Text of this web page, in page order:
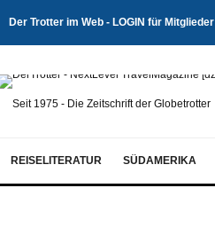
Der Trotter im Web - LOGIN für Mitglieder
Seit 1975 - Die Zeitschrift der Globetrotter
REISELITERATUR SÜDAMERIKA